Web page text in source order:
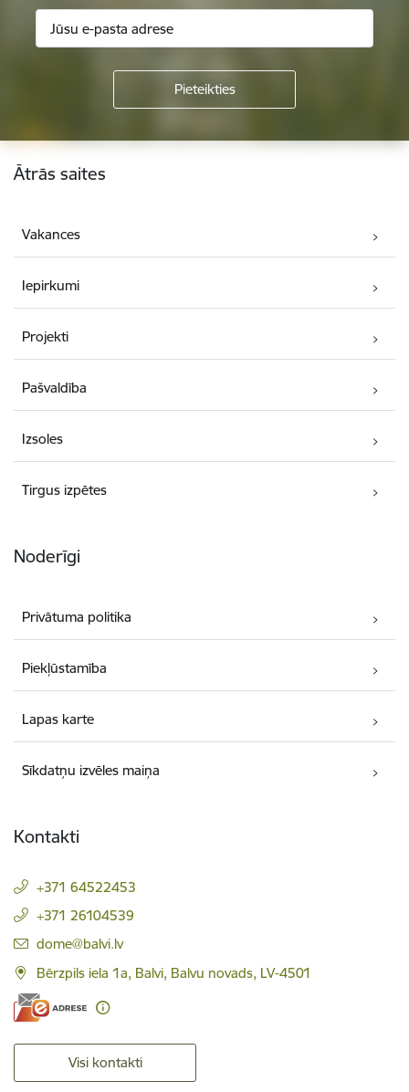
Kājene
Ātrās saites
Vakances
Iepirkumi
Projekti
Pašvaldība
Izsoles
Tirgus izpētes
Noderīgi
Privātuma politika
Piekļūstamība
Lapas karte
Sīkdatņu izvēles maiņa
Kontakti
+371 64522453
+371 26104539
E-pasts:
dome@balvi.lv
Bērzpils iela 1a, Balvi, Balvu novads, LV-4501
Visi kontakti